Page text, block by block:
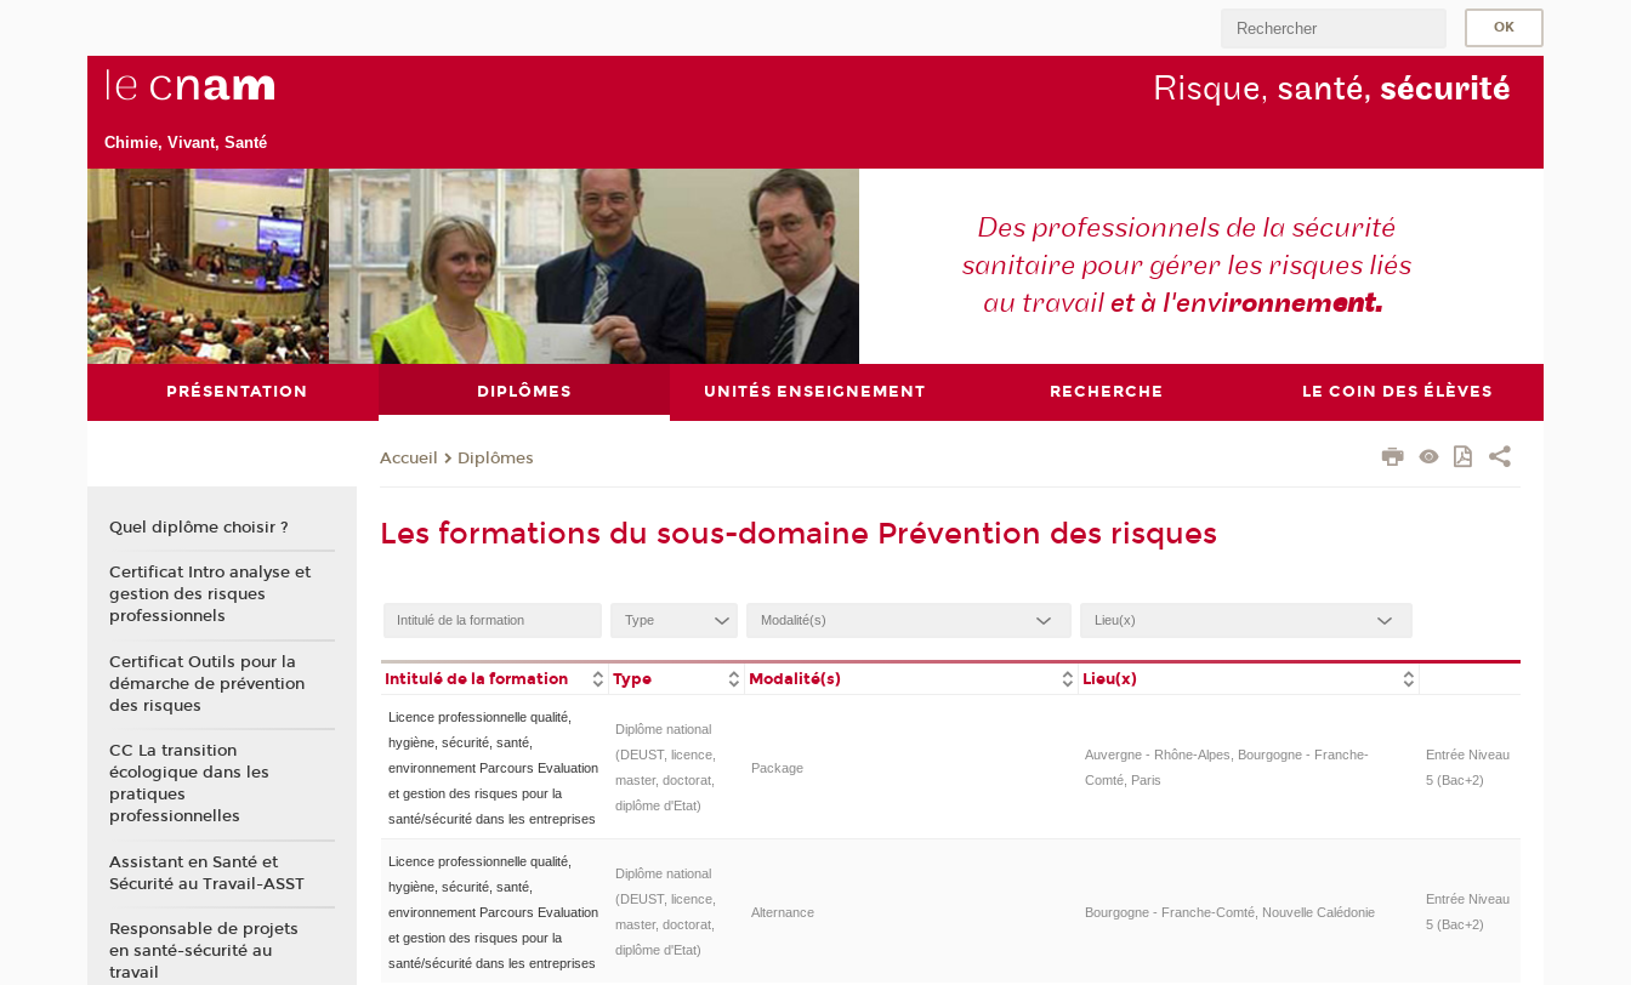
Chimie, Vivant, Santé
Risque, santé, sécurité
Des professionnels de la sécurité
sanitaire pour gérer les risques liés
au travailet à l'environnement.
PRÉSENTATION DIPLÔMES UNITÉS ENSEIGNEMENT RECHERCHE LE COIN DES ÉLÈVES
Accueil Diplômes
Les formations du sous-domaine Prévention des risques
Intitulé de la formation Type Modalité(s) Lieu(x)
Licence professionnelle qualité,
hygiène, sécurité, santé,
environnement Parcours Evaluation
et gestion des risques pour la
santé/sécurité dans les entreprises
Diplôme national
(DEUST, licence,
master, doctorat,
diplôme d'Etat)
Package
Auvergne - Rhône-Alpes, Bourgogne - Franche-
Comté, Paris
Entrée Niveau
5 (Bac+2)
Licence professionnelle qualité,
hygiène, sécurité, santé,
environnement Parcours Evaluation
et gestion des risques pour la
santé/sécurité dans les entreprises
Diplôme national
(DEUST, licence,
master, doctorat,
diplôme d'Etat)
Alternance Bourgogne - Franche-Comté, Nouvelle Calédonie
Entrée Niveau
5 (Bac+2)
Quel diplôme choisir ?
Certificat Intro analyse et
gestion des risques
professionnels
Certificat Outils pour la
démarche de prévention
des risques
CC La transition
écologique dans les
pratiques
professionnelles
Assistant en Santé et
Sécurité au Travail-ASST
Responsable de projets
en santé-sécurité au
travail